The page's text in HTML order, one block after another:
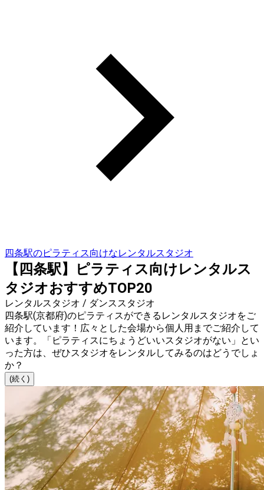
四条駅のピラティス向けなレンタルスタジオ
【四条駅】ピラティス向けレンタルス
タジオおすすめTOP20
レンタルスタジオ / ダンススタジオ
四条駅(京都府)のピラティスができるレンタルスタジオをご
紹介しています！広々とした会場から個人用までご紹介して
います。「ピラティスにちょうどいいスタジオがない」とい
った方は、ぜひスタジオをレンタルしてみるのはどうでしょ
か？
(続く)